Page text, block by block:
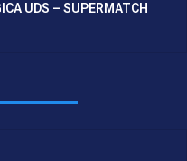
UDS – SUPERMATCH